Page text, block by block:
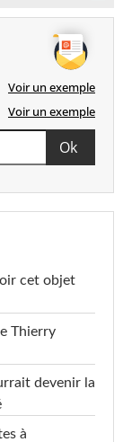
Voir un exemple
Voir un exemple
cet objet
Thierry
devenir la
à